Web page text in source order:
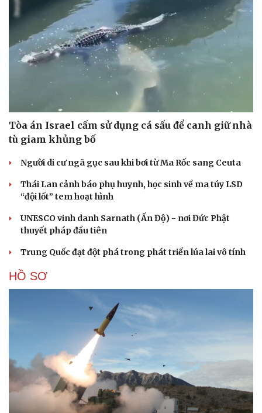
Cải chính
Tòa án Israel cấm sử dụng cá sấu để canh giữ nhà
tù giam khủng bố
Người di cư ngã gục sau khi bơi từ Ma Rốc sang Ceuta
Thái Lan cảnh báo phụ huynh, học sinh về ma túy LSD
“đội lốt” tem hoạt hình
UNESCO vinh danh Sarnath (Ấn Độ) - nơi Đức Phật
thuyết pháp đầu tiên
Trung Quốc đạt đột phá trong phát triển lúa lai vô tính
HỒ SƠ